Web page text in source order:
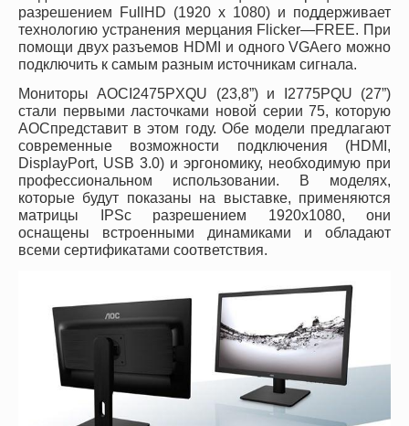
разрешением
Full HD (1920 x 1080) и поддерживает
технологию устранения мерцания Flicker—FREE. При
помощи двух разъемов HDMI и одногоVGAего можно
подключить к самым разным источникам сигнала.
МониторыAOC 2475PXQU (23,8”) и 2775PQU (27”)
стали первыми ласточками новой серии 75, которую
AOCпредставит в этом году. Обе модели предлагают
современные возможности подключения (HDMI ,
DisplayPort, USB 3.0) и эргономику, необходимую при
профессиональном использовании. В моделях,
которые будут показаны на выставке, применяются
матрицы
IPSс разрешением 1920x1080, они
оснащены встроенными динамиками и обладают
всеми сертификатами соответствия.